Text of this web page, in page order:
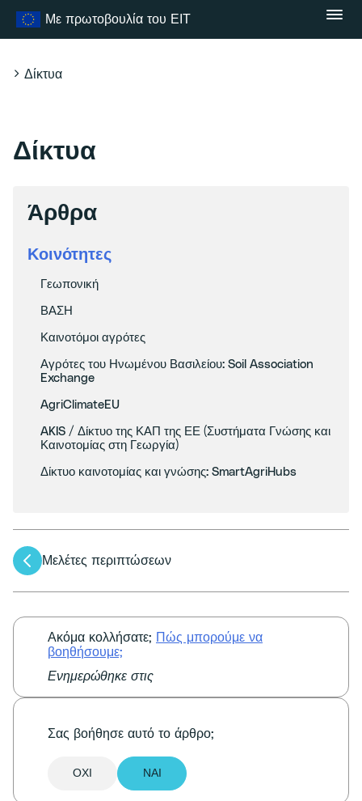
Με πρωτοβουλία του ΕΙΤ
Δίκτυα
Δίκτυα
Άρθρα
Κοινότητες
Γεωπονική
ΒΑΣΗ
Καινοτόμοι αγρότες
Αγρότες του Ηνωμένου Βασιλείου: Soil Association
Exchange
AgriClimateEU
AKIS / Δίκτυο της ΚΑΠ της ΕΕ (Συστήματα Γνώσης και
Καινοτομίας στη Γεωργία)
Δίκτυο καινοτομίας και γνώσης: SmartAgriHubs
Πλοήγηση
άρθρων
Μελέτες περιπτώσεων
Ακόμα κολλήσατε; Πώς μπορούμε να
βοηθήσουμε;
Ενημερώθηκε στις
Σας βοήθησε αυτό το άρθρο;
ΌΧΙ ΝΑΙ